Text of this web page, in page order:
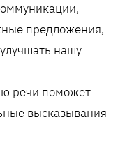
предложения,
нашу
речи поможет
высказывания